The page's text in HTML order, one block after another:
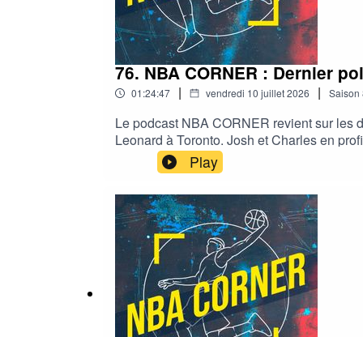
76. NBA CORNER : Dernier
01:24:47 | vendredi 10 juillet 2026 | Saison
Le podcast NBA CORNER revient sur les
Leonard à Toronto. Josh et Charles en
commencer par Kyle Kuzma qui s’est
Play